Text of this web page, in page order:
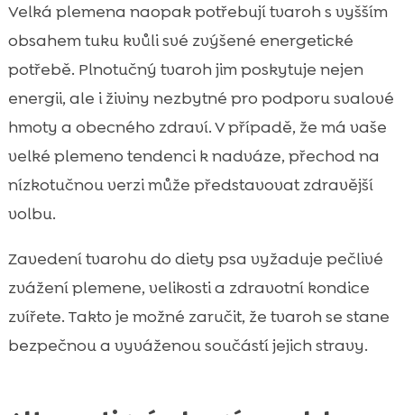
Velká plemena naopak potřebují tvaroh s vyšším
obsahem tuku kvůli své zvýšené energetické
potřebě. Plnotučný tvaroh jim poskytuje nejen
energii, ale i živiny nezbytné pro podporu svalové
hmoty a obecného zdraví. V případě, že má vaše
velké plemeno tendenci k nadváze, přechod na
nízkotučnou verzi může představovat zdravější
volbu.
Zavedení tvarohu do diety psa vyžaduje pečlivé
zvážení plemene, velikosti a zdravotní kondice
zvířete. Takto je možné zaručit, že tvaroh se stane
bezpečnou a vyváženou součástí jejich stravy.